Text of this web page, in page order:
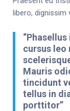
libero, dignissim
cursus leo
Mauris
tincidunt
tellus in
porttitor”